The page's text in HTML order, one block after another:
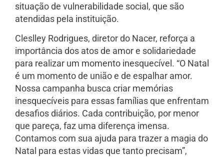
situação de vulnerabilidade social, que são
atendidas pela instituição.
Cleslley Rodrigues, diretor do Nacer, reforça a
importância dos atos de amor e solidariedade
para realizar um momento inesquecível. “O Natal
é um momento de união e de espalhar amor.
Nossa campanha busca criar memórias
inesquecíveis para essas famílias que enfrentam
desafios diários. Cada contribuição, por menor
que pareça, faz uma diferença imensa.
Contamos com sua ajuda para trazer a magia do
Natal para estas vidas que tanto precisam”,